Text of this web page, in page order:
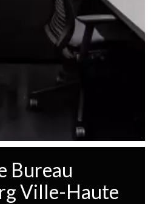
Bureau
Ville-Haute